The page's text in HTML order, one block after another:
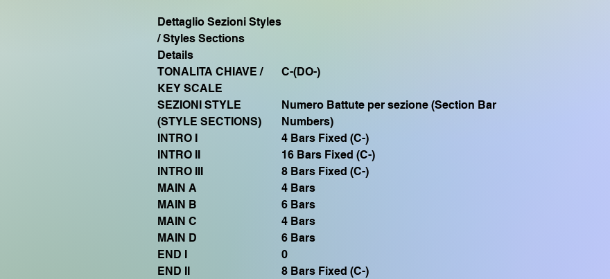
Dettaglio Sezioni Styles
/ Styles Sections
Details
TONALITA CHIAVE /
KEY SCALE
C-(DO-)
SEZIONI STYLE
(STYLE SECTIONS)
Numero Battute per sezione (Section Bar
Numbers)
INTRO I
4 Bars Fixed (C-)
INTRO II
16 Bars Fixed (C-)
INTRO III
8 Bars Fixed (C-)
MAIN A
4 Bars
MAIN B
6 Bars
MAIN C
4 Bars
MAIN D
6 Bars
END I
0
END II
8 Bars Fixed (C-)